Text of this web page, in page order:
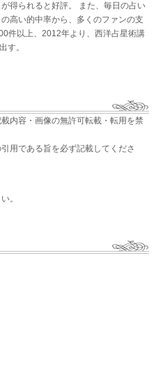
得られると好評。 また、毎日の占い
高い的中率から、多くのファンの支
件以上、2012年より、西洋占星術講
す。
内容・画像の無許可転載・転用を禁
用である旨を必ず記載してくださ
。